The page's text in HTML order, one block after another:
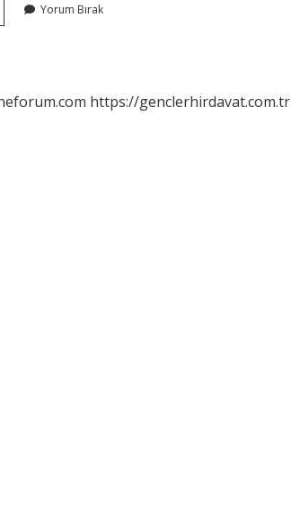
Yorum Bırak
https://genclerhirdavat.com.tr